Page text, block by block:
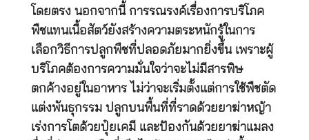
โดยตรง นอกจากนี้ การรณรงค์เรื่องการบริโภค
พืชแทนเนื้อสัตว์ยังสร้างความตระหนักรู้ในการ
เลือกวิธีการปลูกพืชที่ปลอดภัยมากยิ่งขึ้น เพราะผู้
บริโภคต้องการความมั่นใจว่าจะไม่มีสารพิษ
ตกค้างอยู่ในอาหาร ไม่ว่าจะเริ่มตั้งแต่การใช้พืชตัด
แต่งพันธุกรรม ปลูกบนพื้นที่ที่ราดด้วยยาฆ่าหญ้า
เร่งการโตด้วยปุ๋ยเคมี และป้องกันด้วยยาฆ่าแมลง